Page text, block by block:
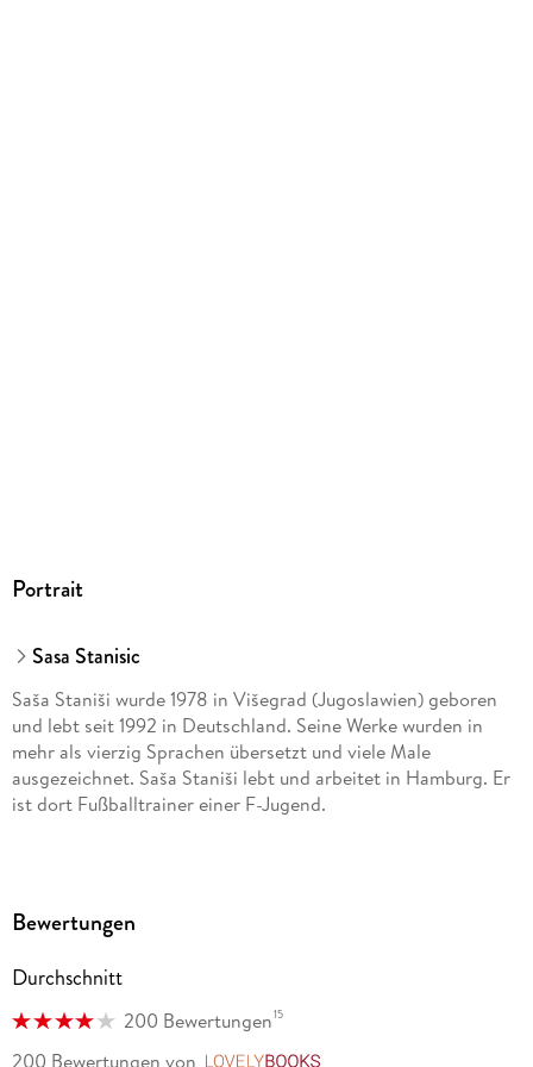
Portrait
Sasa Stanisic
Saša Staniši wurde 1978 in Višegrad (Jugoslawien) geboren
und lebt seit 1992 in Deutschland. Seine Werke wurden in
mehr als vierzig Sprachen übersetzt und viele Male
ausgezeichnet. Saša Staniši lebt und arbeitet in Hamburg. Er
ist dort Fußballtrainer einer F-Jugend.
Bewertungen
Durchschnitt
200 Bewertungen15
200 Bewertungen von